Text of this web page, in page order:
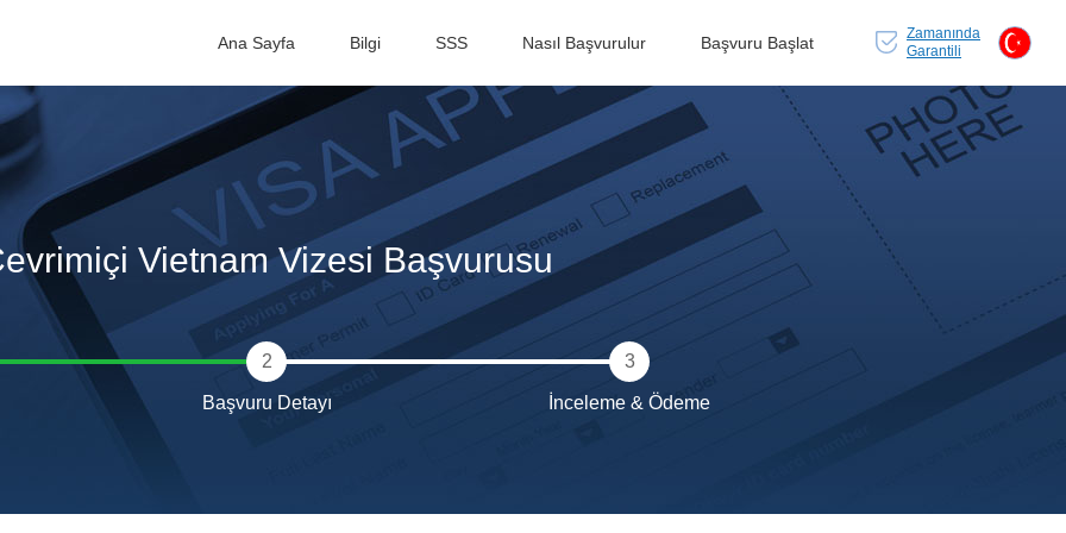
Ana Sayfa Bilgi SSS Nasıl Başvurulur Başvuru Başlat
Zamanında
Garantili
Vietnam Vizesi Başvurusu
2 3